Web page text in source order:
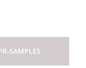
SAMPLES